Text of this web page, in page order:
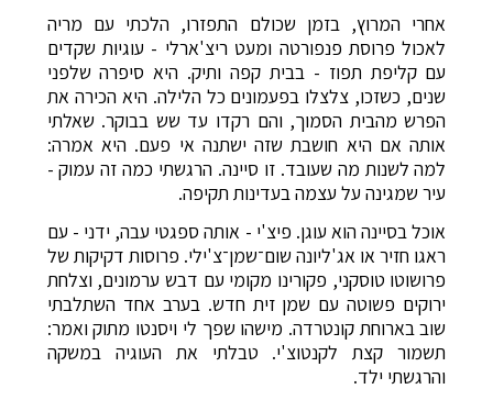
אחרי המרוץ, בזמן שכולם התפזרו, הלכתי עם מריה
לאכול פרוסת פנפורטה ומעט ריצ'ארלי - עוגיות שקדים
עם קליפת תפוז - בבית קפה ותיק. היא סיפרה שלפני
שנים, כשזכו, צלצלו בפעמונים כל הלילה. היא הכירה את
הפרש מהבית הסמוך, והם רקדו עד שש בבוקר. שאלתי
אותה אם היא חושבת שזה ישתנה אי פעם. היא אמרה:
למה לשנות מה שעובד. זו סיינה. הרגשתי כמה זה עמוק -
עיר שמגינה על עצמה בעדינות תקיפה.
אוכל בסיינה הוא עוגן. פיצ'י - אותה ספגטי עבה, ידני - עם
ראגו חזיר או אג'ליונה שום־שמן־צ'ילי. פרוסות דקיקות של
פרושוטו טוסקני, פקורינו מקומי עם דבש ערמונים, וצלחת
ירוקים פשוטה עם שמן זית חדש. בערב אחד השתלבתי
שוב בארוחת קונטרדה. מישהו שפך לי ויסנטו מתוק ואמר:
תשמור קצת לקנטוצ'י. טבלתי את העוגיה במשקה
והרגשתי ילד.